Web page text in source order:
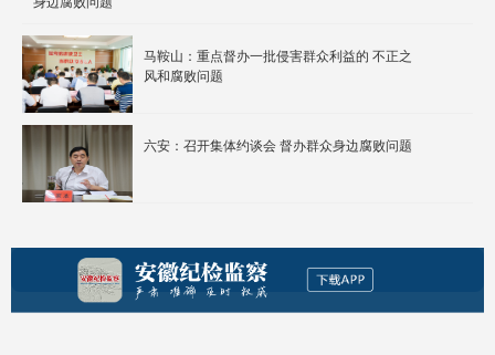
马鞍山：重点督办一批侵害群众利益的 不正之
风和腐败问题
六安：召开集体约谈会 督办群众身边腐败问题